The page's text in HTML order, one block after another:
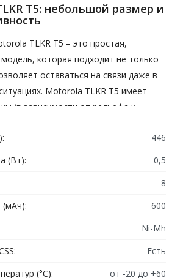
T5: небольшой размер и
TLKR T5 – это простая,
которая подходит не только
оставаться на связи даже в
Motorola TLKR T5 имеет
(в зависимости от рельефа и
передачи.
T5: особенности и
TLKR T5 имеет несколько
связи - и встроенную светодиодную
устойчива к брызгам воды и
для переноски, в котором есть все
446
(Вт):
0,5
8
(мАч):
600
Ni-Mh
Есть
(°C):
от -20 до +60